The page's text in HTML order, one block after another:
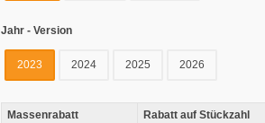
Jahr - Version
2023 2024 2025 2026
Massenrabatt Rabatt auf Stückzahl